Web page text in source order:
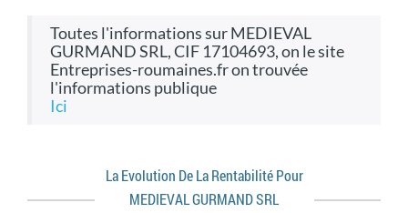
toutes l'informations sur MEDIEVAL
GURMAND SRL, CIF 17104693, on le site
Entreprises-roumaines.fr on trouvée
l'informations publique
ici
La Evolution De La Rentabilité Pour
MEDIEVAL GURMAND SRL